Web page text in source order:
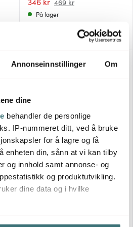
Annonseinnstillinger Om
dine
behandler de personlige
IP-nummeret ditt, ved å bruke
for å lagre og få
enheten din, sånn at vi kan tilby
og innhold samt annonse- og
og produktutvikling.
dine data og i hvilke
også gjerne:
469 kr
På lager
Benriner
Plant blad til mandolin 9,5+12
cm
259 kr